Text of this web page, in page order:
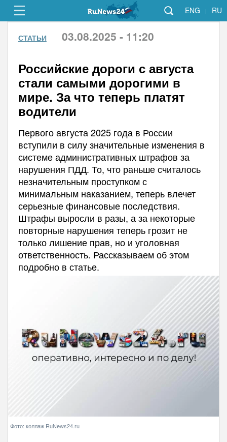
ENG | RU
СТАТЬИ 03.08.2025 - 11:20
Российские дороги с августа
стали самыми дорогими в
мире. За что теперь платят
водители
Первого августа 2025 года в России
вступили в силу значительные изменения в
системе административных штрафов за
нарушения ПДД. То, что раньше считалось
незначительным проступком с
минимальным наказанием, теперь влечет
серьезные финансовые последствия.
Штрафы выросли в разы, а за некоторые
повторные нарушения теперь грозит не
только лишение прав, но и уголовная
ответственность. Рассказываем об этом
подробно в статье.
Фото: коллаж RuNews24.ru